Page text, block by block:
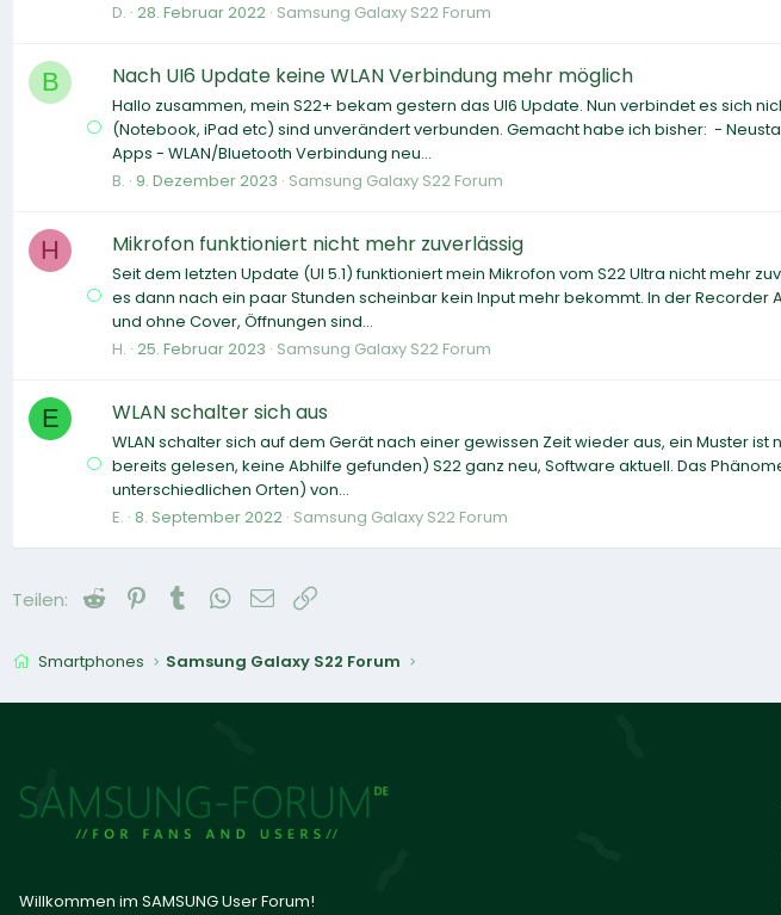
D. 28. Februar 2022 Samsung Galaxy S22 Forum
B Nach UI6 Update keine WLAN Verbindung mehr möglich
Hallo zusammen, mein S22+ bekam gestern das UI6 Update. Nun verbindet es sich
(Notebook, iPad etc) sind unverändert verbunden. Gemacht habe ich bisher: -
Apps - WLAN/Bluetooth Verbindung neu...
B. 9. Dezember 2023 Samsung Galaxy S22 Forum
H Mikrofon funktioniert nicht mehr zuverlässig
Seit dem letzten Update (UI 5.1) funktioniert mein Mikrofon vom S22 Ultra nicht mehr
es dann nach ein paar Stunden scheinbar kein Input mehr bekommt. In der Recorder
und ohne Cover, Öffnungen sind...
H. 25. Februar 2023 Samsung Galaxy S22 Forum
E WLAN schalter sich aus
WLAN schalter sich auf dem Gerät nach einer gewissen Zeit wieder aus, ein Muster
bereits gelesen, keine Abhilfe gefunden) S22 ganz neu, Software aktuell. Das
unterschiedlichen Orten) von...
E. 8. September 2022 Samsung Galaxy S22 Forum
Teilen: Reddit PinterestTumblrWhatsApp
E-Mail
Smartphones Samsung Galaxy S22 Forum
Willkommen im SAMSUNG User Forum!